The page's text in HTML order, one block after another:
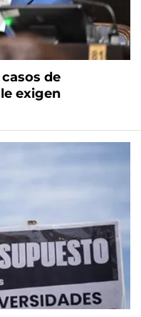
de
exigen